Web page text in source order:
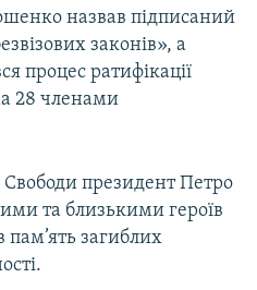
назвав підписаний
законів», а
процес ратифікації
28 членами
Свободи президент Петро
та близькими героїв
пам’ять загиблих